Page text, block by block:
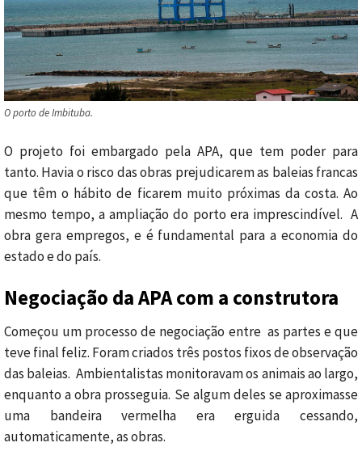
O porto de Imbituba.
O projeto foi embargado pela APA, que tem poder para
tanto. Havia o risco das obras prejudicarem as baleias francas
que têm o hábito de ficarem muito próximas da costa. Ao
mesmo tempo, a ampliação do porto era imprescindível. A
obra gera empregos, e é fundamental para a economia do
estado e do país.
Negociação da APA com a construtora
Começou um processo de negociação entre as partes e que
teve final feliz. Foram criados três postos fixos de observação
das baleias. Ambientalistas monitoravam os animais ao largo,
enquanto a obra prosseguia. Se algum deles se aproximasse
uma bandeira vermelha era erguida cessando,
automaticamente, as obras.